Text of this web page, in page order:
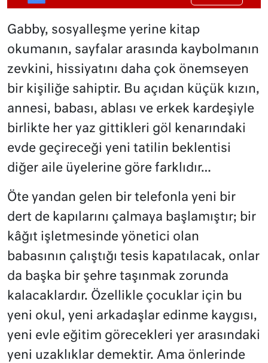
Gabby, sosyalleşme yerine kitap
okumanın, sayfalar arasında kaybolmanın
zevkini, hissiyatını daha çok önemseyen
bir kişiliğe sahiptir. Bu açıdan küçük kızın,
annesi, babası, ablası ve erkek kardeşiyle
birlikte her yaz gittikleri göl kenarındaki
evde geçireceği yeni tatilin beklentisi
diğer aile üyelerine göre farklıdır…
Öte yandan gelen bir telefonla yeni bir
dert de kapılarını çalmaya başlamıştır; bir
kâğıt işletmesinde yönetici olan
babasının çalıştığı tesis kapatılacak, onlar
da başka bir şehre taşınmak zorunda
kalacaklardır. Özellikle çocuklar için bu
yeni okul, yeni arkadaşlar edinme kaygısı,
yeni evle eğitim görecekleri yer arasındaki
yeni uzaklıklar demektir. Ama önlerinde